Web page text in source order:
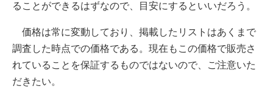
ることができるはずなので、目安にするといいだろう。
価格は常に変動しており、掲載したリストはあくまで
調査した時点での価格である。現在もこの価格で販売さ
れていることを保証するものではないので、ご注意いた
だきたい。